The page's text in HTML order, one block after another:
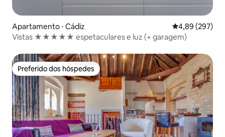
Apartamento ⋅ Cádiz 4,89 de uma
4,89 (297)
Vistas ★★★★★ espetaculares e luz (+ garagem)
Preferido dos hóspedes
Preferido dos hóspedes